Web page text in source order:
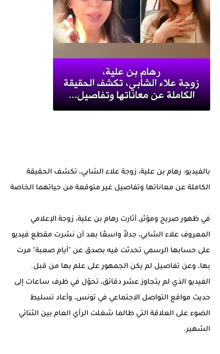
بالفيديو: رهام بن علية، زوجة علاء الشابي، تكشف الحقيقة
الكاملة عن معاناتها وتفاصيل غير متوقعة من حياتهما الخاصة
في ظهور صريح ومؤثر، أثارت رهام بن علية، زوجة الإعلامي
المعروف علاء الشابي، جدلاً واسعًا بعد أن نشرت مقطع فيديو
على حسابها الرسمي تحدثت فيه بصدق عن "أيام صعبة" مرت
بها، وعن تفاصيل لم يكن الجمهور على علم بها من قبل.
الفيديو الذي لم يتجاوز عشر دقائق، تحوّل في ظرف ساعات إلى
حديث مواقع التواصل الاجتماعي في تونس، وأعاد تسليط
الضوء على العلاقة التي طالما شغلت الرأي العام بين الثنائي
الشهير.